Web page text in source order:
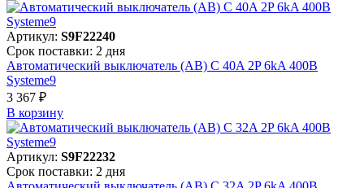
Артикул: S9F22240
Срок поставки: 2 дня
Автоматический выключатель (АВ) C 40A 2P 6kA 400В
Systeme9
3 367 ₽
В корзинy
Артикул: S9F22232
Срок поставки: 2 дня